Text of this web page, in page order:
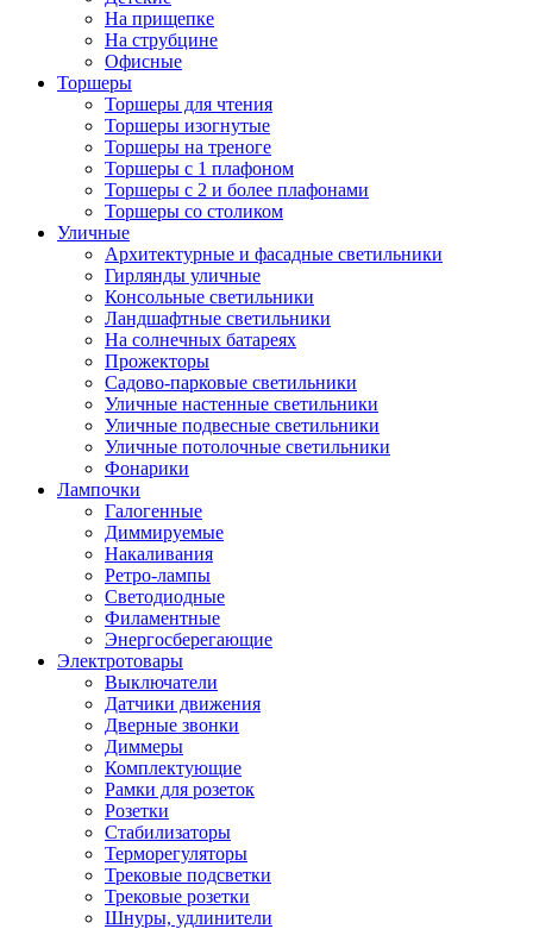
На прищепке
На струбцине
Офисные
Торшеры
Торшеры для чтения
Торшеры изогнутые
Торшеры на треноге
Торшеры с 1 плафоном
Торшеры с 2 и более плафонами
Торшеры со столиком
Уличные
Архитектурные и фасадные светильники
Гирлянды уличные
Консольные светильники
Ландшафтные светильники
На солнечных батареях
Прожекторы
Садово-парковые светильники
Уличные настенные светильники
Уличные подвесные светильники
Уличные потолочные светильники
Фонарики
Лампочки
Галогенные
Диммируемые
Накаливания
Ретро-лампы
Светодиодные
Филаментные
Энергосберегающие
Электротовары
Выключатели
Датчики движения
Дверные звонки
Диммеры
Комплектующие
Рамки для розеток
Розетки
Стабилизаторы
Терморегуляторы
Трековые подсветки
Трековые розетки
Шнуры, удлинители